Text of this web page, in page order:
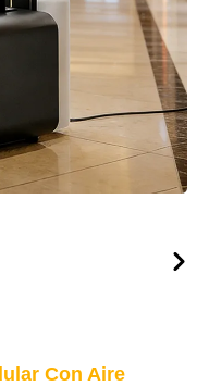
Con Aire